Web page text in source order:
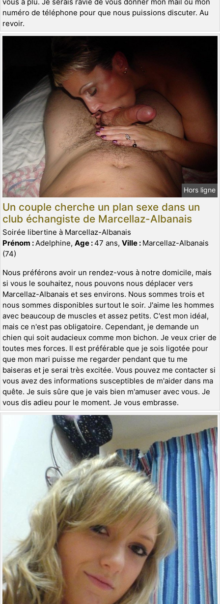
numéro de téléphone pour que nous puissions discuter. Au
revoir.
Hors ligne
Un couple cherche un plan sexe dans un
club échangiste de Marcellaz-Albanais
Soirée libertine à Marcellaz-Albanais
Prénom :Adelphine, Age :47 ans, Ville : Marcellaz-Albanais
(74)
Nous préférons avoir un rendez-vous à notre domicile, mais
si vous le souhaitez, nous pouvons nous déplacer vers
Marcellaz-Albanais et ses environs. Nous sommes trois et
nous sommes disponibles surtout le soir. J'aime les hommes
avec beaucoup de muscles et assez petits. C'est mon idéal,
mais ce n'est pas obligatoire. Cependant, je demande un
chien qui soit audacieux comme mon bichon. Je veux crier de
toutes mes forces. Il est préférable que je sois ligotée pour
que mon mari puisse me regarder pendant que tu me
baiseras et je serai très excitée. Vous pouvez me contacter si
vous avez des informations susceptibles de m'aider dans ma
quête. Je suis sûre que je vais bien m'amuser avec vous. Je
vous dis adieu pour le moment. Je vous embrasse.